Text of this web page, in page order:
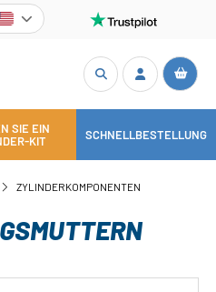
SIE EIN
KIT
SCHNELLBESTELLUNG
ZYLINDERKOMPONENTEN